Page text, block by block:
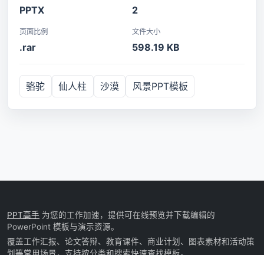
PPTX 2
页面比例
.rar
文件大小
598.19 KB
骆驼 仙人柱 沙漠 风景PPT模板
PPT高手 为您的工作加速，提供可在线预览并下载编辑的
PowerPoint 模板与演示资源。
覆盖工作汇报、论文答辩、教育课件、商业计划、图表素材和活动策
划等常用场景，支持按分类和搜索快速查找模板。